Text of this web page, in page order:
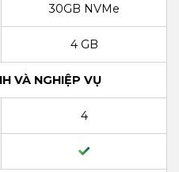
30GB NVMe
4 GB
VÀ NGHIỆP VỤ
4